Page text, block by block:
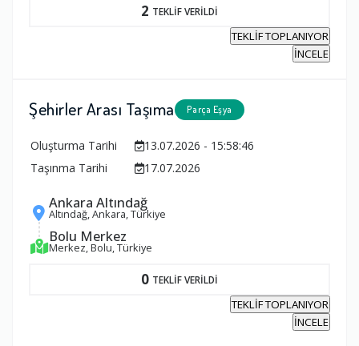
2 TEKLİF VERİLDİ
TEKLİF TOPLANIYOR
İNCELE
Şehirler Arası Taşıma Parça Eşya
Oluşturma Tarihi
13.07.2026 - 15:58:46
Taşınma Tarihi
17.07.2026
Ankara Altındağ
Altındağ, Ankara, Türkiye
Bolu Merkez
Merkez, Bolu, Türkiye
0 TEKLİF VERİLDİ
TEKLİF TOPLANIYOR
İNCELE